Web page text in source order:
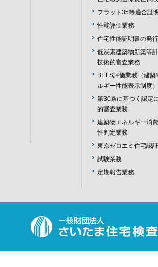
フラット35等適合証
性能評価業務
住宅性能証明書の発
低炭素建築物新築等
技術的審査業務
BELS評価業務（建築
ルギー性能表示制度）
第30条に基づく認定
的審査業務
建築物エネルギー消
性判定業務
東京ゼロエミ住宅認
試験業務
定期報告業務